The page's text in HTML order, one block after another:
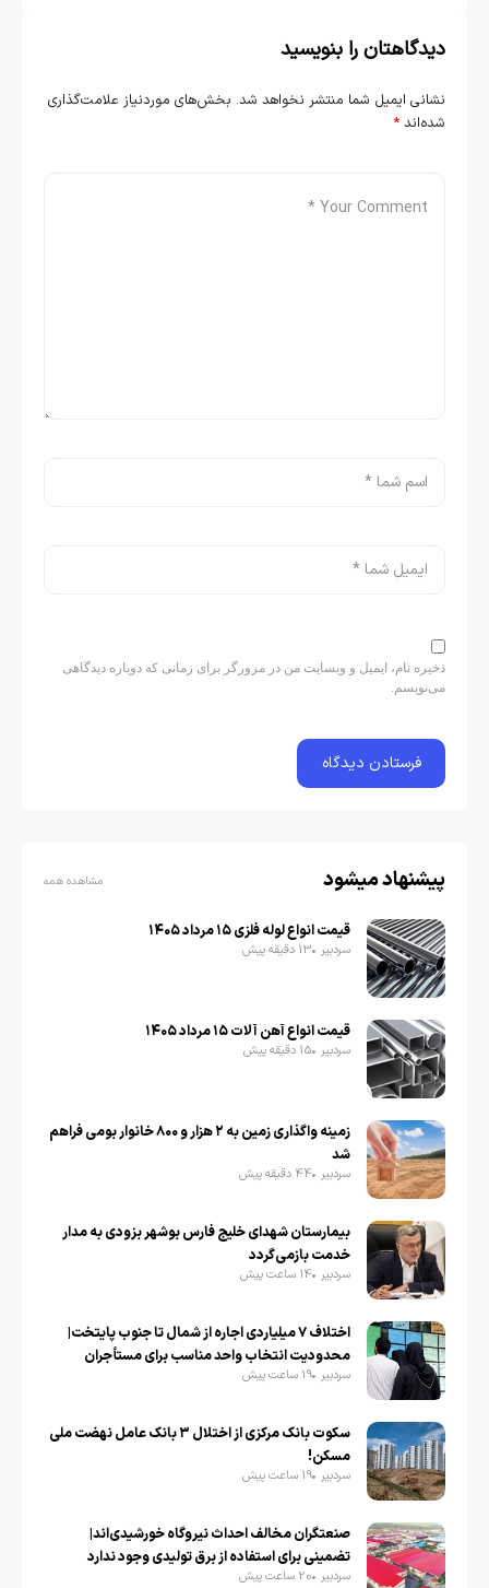
دیدگاهتان را بنویسید
نشانی ایمیل شما منتشر نخواهد شد. بخش‌های موردنیاز علامت‌گذاری
شده‌اند *
ذخیره نام، ایمیل و وبسایت من در مرورگر برای زمانی که دوباره دیدگاهی
می‌نویسم.
پیشنهاد میشود مشاهده همه
قیمت انواع لوله فلزی ۱۵ مرداد ۱۴۰۵
سردبیر 13 دقیقه پیش
قیمت انواع آهن آلات ۱۵ مرداد ۱۴۰۵
سردبیر 15 دقیقه پیش
زمینه واگذاری زمین به ۲ هزار و ۸۰۰ خانوار بومی فراهم
شد
سردبیر 44 دقیقه پیش
بیمارستان شهدای خلیج فارس بوشهر بزودی به مدار
خدمت بازمی‌گردد
سردبیر 14 ساعت پیش
اختلاف ۷ میلیاردی اجاره از شمال تا جنوب پایتخت|
محدودیت انتخاب واحد مناسب برای مستأجران
سردبیر 19 ساعت پیش
سکوت بانک مرکزی از اختلال ۳ بانک عامل نهضت ملی
مسکن!
سردبیر 19 ساعت پیش
صنعتگران مخالف احداث نیروگاه خورشیدی‌اند|
تضمینی برای استفاده از برق تولیدی وجود ندارد
سردبیر 20 ساعت پیش